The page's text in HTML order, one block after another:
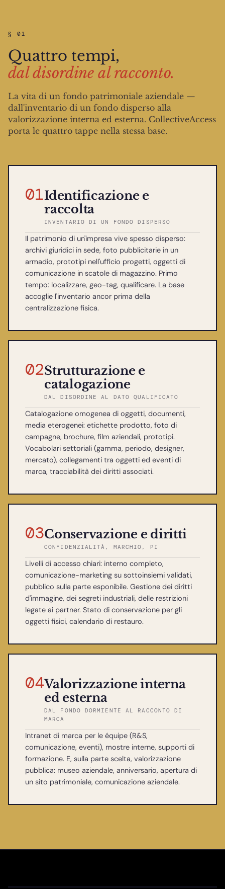
§ 01
Quattro tempi,
dal disordine al racconto.
La vita di un fondo patrimoniale aziendale —
dall'inventario di un fondo disperso alla
valorizzazione interna ed esterna. CollectiveAccess
porta le quattro tappe nella stessa base.
01Identificazione e
raccolta
INVENTARIO DI UN FONDO DISPERSO
Il patrimonio di un'impresa vive spesso disperso:
archivi giuridici in sede, foto pubblicitarie in un
armadio, prototipi nell'ufficio progetti, oggetti di
comunicazione in scatole di magazzino. Primo
tempo: localizzare, geo-tag, qualificare. La base
accoglie l'inventario ancor prima della
centralizzazione fisica.
02Strutturazione e
catalogazione
DAL DISORDINE AL DATO QUALIFICATO
Catalogazione omogenea di oggetti, documenti,
media eterogenei: etichette prodotto, foto di
campagne, brochure, film aziendali, prototipi.
Vocabolari settoriali (gamma, periodo, designer,
mercato), collegamenti tra oggetti ed eventi di
marca, tracciabilità dei diritti associati.
03Conservazione e diritti
CONFIDENZIALITÀ, MARCHIO, PI
Livelli di accesso chiari: interno completo,
comunicazione-marketing su sottoinsiemi validati,
pubblico sulla parte esponibile. Gestione dei diritti
d'immagine, dei segreti industriali, delle restrizioni
legate ai partner. Stato di conservazione per gli
oggetti fisici, calendario di restauro.
04Valorizzazione interna
ed esterna
DAL FONDO DORMIENTE AL RACCONTO DI
MARCA
Intranet di marca per le équipe (R&S,
comunicazione, eventi), mostre interne, supporti di
formazione. E, sulla parte scelta, valorizzazione
pubblica: museo aziendale, anniversario, apertura di
un sito patrimoniale, comunicazione aziendale.
FRANCE · VOIRON
Aéroscopia (Manatour)
Lafayette Anticipations - Fondation Galeries